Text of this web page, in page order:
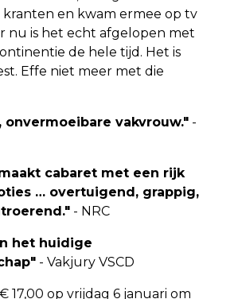
kranten en kwam ermee op tv
nu is het echt afgelopen met
de hele tijd. Het is
Effe niet meer met die
onvermoeibare vakvrouw." -
cabaret met een rijk
… overtuigend, grappig,
- NRC
het huidige
- Vakjury VSCD
17,00 op vrijdag 6 januari om